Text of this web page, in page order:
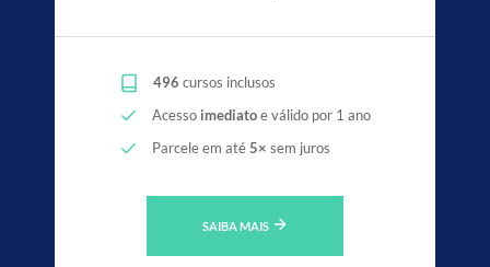
496 cursos inclusos
Acesso imediatoe válido por 1 ano
Parcele em até5× sem juros
SAIBA MAIS